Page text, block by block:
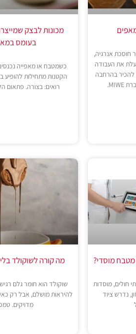
חוסכת אנרגיה,
את העבודה
להכיר בהרחבה
מכונות לבצק
בעומס
כשמטבח או מאפייה
הקטנות מתחילות להופיע
רואים: בצורה. פתאום
מטבח מוסדי?
חולים, מוסדות
נדרש ציוד
מה קורה לשוקולד
שוקולד הוא חומר גלם
להיראות מושלם, אבל רק
מדויקים.